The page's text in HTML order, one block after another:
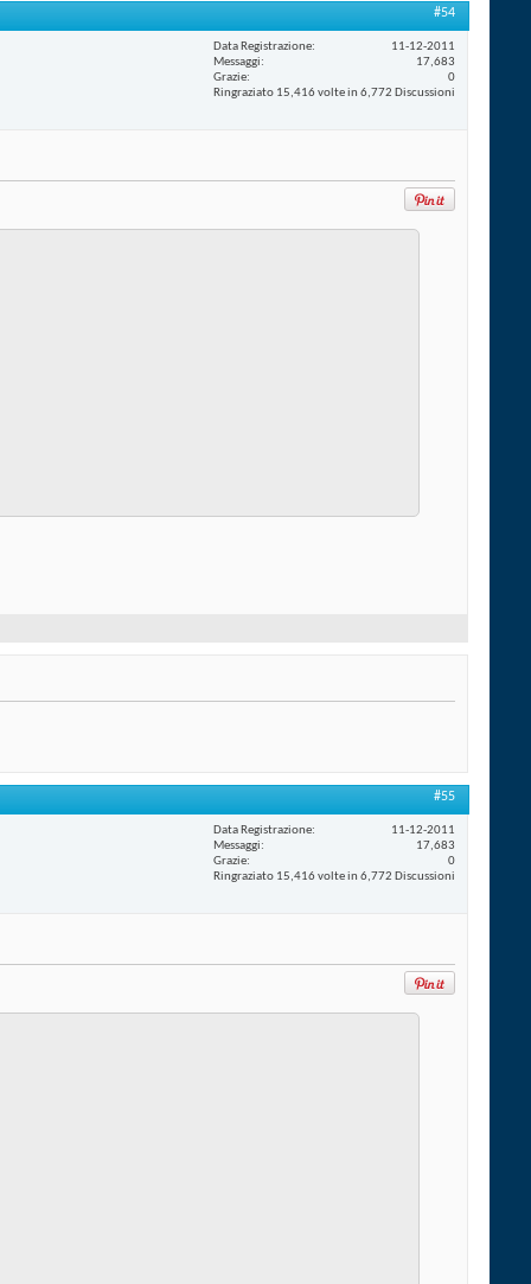
#54
Data Registrazione
11-12-2011
Messaggi
17,683
Grazie
0
Ringraziato 15,416 volte in 6,772 Discussioni
#55
Data Registrazione
11-12-2011
Messaggi
17,683
Grazie
0
Ringraziato 15,416 volte in 6,772 Discussioni